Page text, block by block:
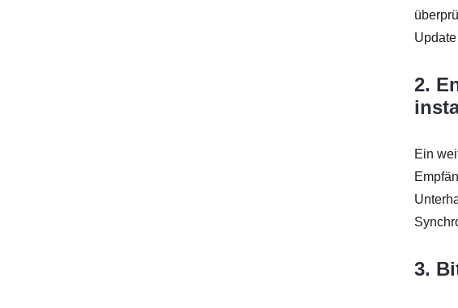
2.
Ein
3.